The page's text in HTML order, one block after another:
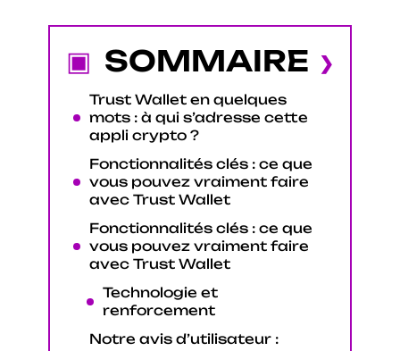
SOMMAIRE
Trust Wallet en quelques
mots : à qui s’adresse cette
appli crypto ?
Fonctionnalités clés : ce que
vous pouvez vraiment faire
avec Trust Wallet
Fonctionnalités clés : ce que
vous pouvez vraiment faire
avec Trust Wallet
Technologie et
renforcement
Notre avis d’utilisateur :